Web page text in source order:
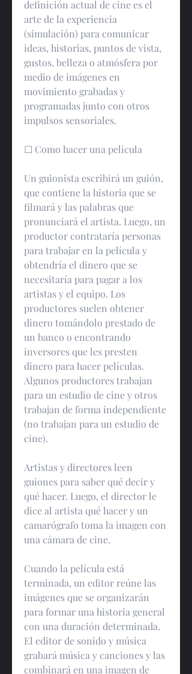
definición actual de cine es el
arte de la experiencia
(simulación) para comunicar
ideas, historias, puntos de vista,
gustos, belleza o atmósfera por
medio de imágenes en
movimiento grabadas y
programadas junto con otros
impulsos sensoriales.
☐ Como hacer una pelicula
Un guionista escribirá un guión,
que contiene la historia que se
filmará y las palabras que
pronunciará el artista. Luego, un
productor contrataría personas
para trabajar en la película y
obtendría el dinero que se
necesitaría para pagar a los
artistas y el equipo. Los
productores suelen obtener
dinero tomándolo prestado de
un banco o encontrando
inversores que les presten
dinero para hacer películas.
Algunos productores trabajan
para un estudio de cine y otros
trabajan de forma independiente
(no trabajan para un estudio de
cine).
Artistas y directores leen
guiones para saber qué decir y
qué hacer. Luego, el director le
dice al artista qué hacer y un
camarógrafo toma la imagen con
una cámara de cine.
Cuando la película está
terminada, un editor reúne las
imágenes que se organizarán
para formar una historia general
con una duración determinada.
El editor de sonido y música
grabará música y canciones y las
combinará en una imagen de